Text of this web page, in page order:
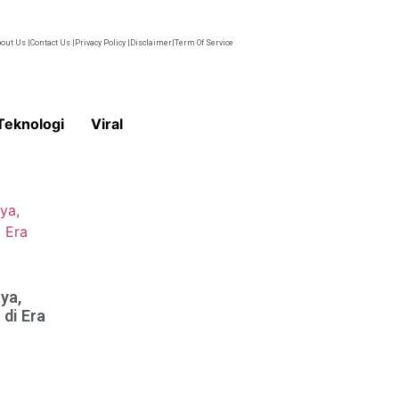
Us |Contact Us | Privacy Policy | Disclaimer|Term Of Service
Viral
Era